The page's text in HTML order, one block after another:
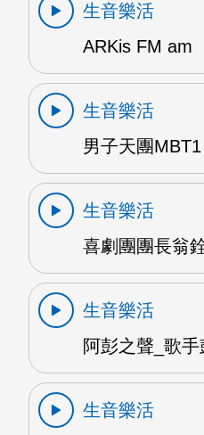
生音樂活
ARKis FM am
生音樂活
男子天團
生音樂活
喜劇團團長翁
生音樂活
阿彭之聲_歌
生音樂活